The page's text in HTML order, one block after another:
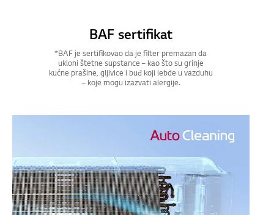
BAF sertifikat
*BAF je sertifikovao da je filter premazan da
ukloni štetne supstance – kao što su grinje
kućne prašine, gljivice i buđ koji lebde u vazduhu
– koje mogu izazvati alergije.